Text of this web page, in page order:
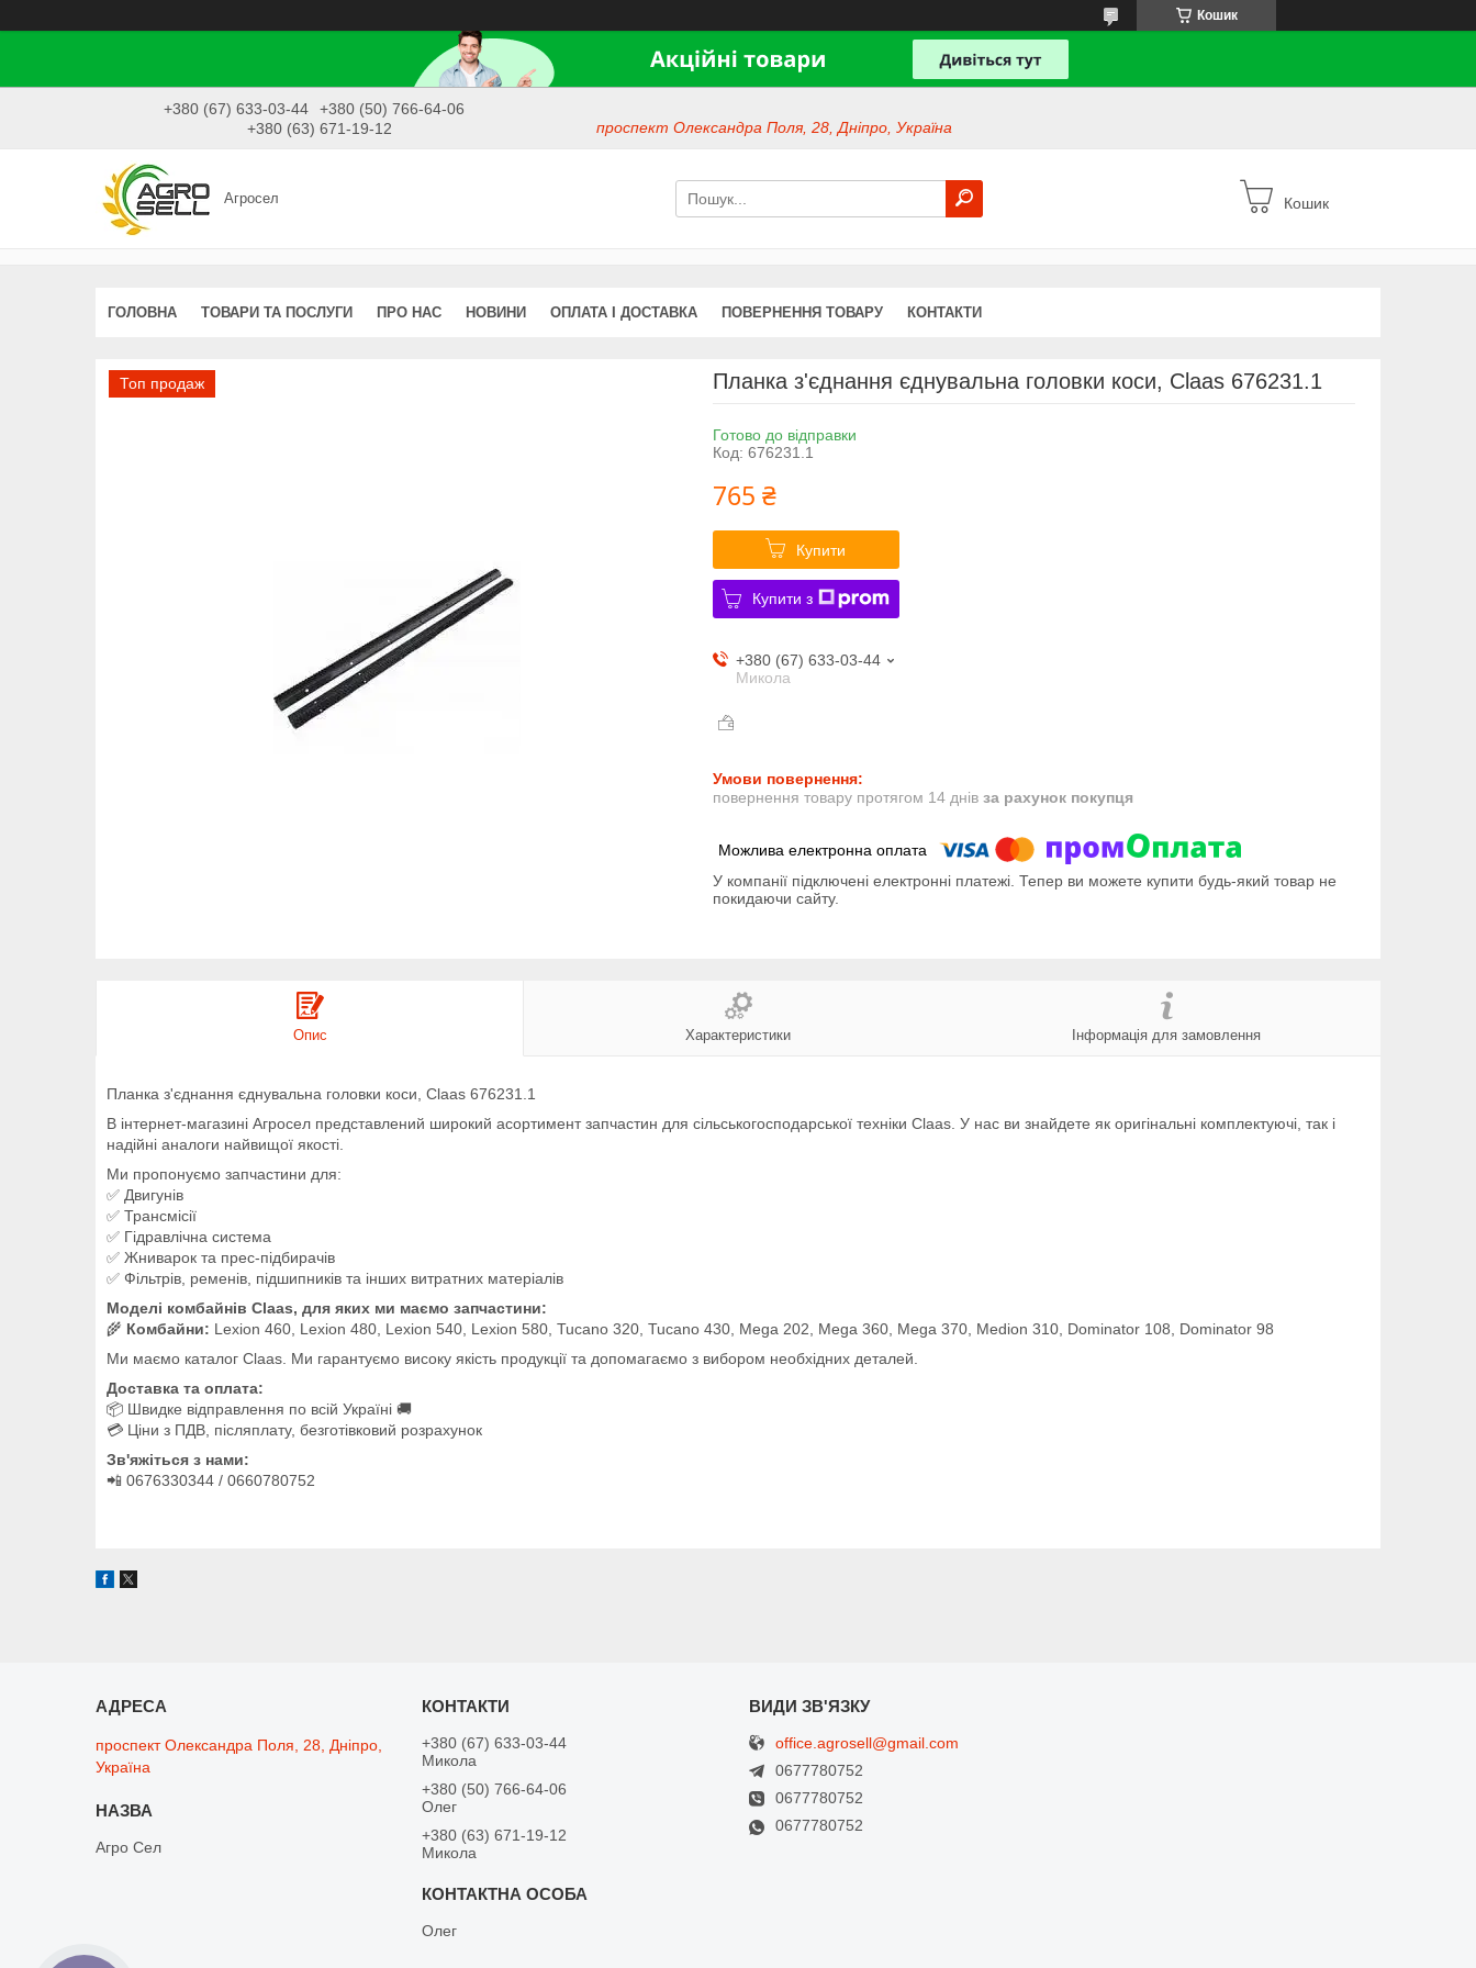
Кошик
+380 (67) 633-03-44
+380 (50) 766-64-06
+380 (63) 671-19-12
проспект Олександра Поля, 28, Дніпро, Україна
Агросел Кошик
ГОЛОВНА ТОВАРИ ТА ПОСЛУГИ ПРО НАС НОВИНИ ОПЛАТА І ДОСТАВКА ПОВЕРНЕННЯ ТОВАРУ КОНТАКТИ
Топ продаж Планка з'єднання єднувальна головки коси, Claas 676231.1
Готово до відправки
Код: 676231.1
765 ₴
Купити
Купити з
+380 (67) 633-03-44
Микола
повернення товару протягом 14 днів за рахунок покупця
У компанії підключені електронні платежі. Тепер ви можете купити будь-який товар не
покидаючи сайту.
Опис Характеристики Інформація для замовлення
Планка з'єднання єднувальна головки коси, Claas 676231.1
В інтернет-магазині Агросел представлений широкий асортимент запчастин для сільськогосподарської техніки Claas. У нас ви знайдете як оригінальні комплектуючі, так і
надійні аналоги найвищої якості.
Ми пропонуємо запчастини для:
✅ Двигунів
✅ Трансмісії
✅ Гідравлічна система
✅ Жниварок та прес-підбирачів
✅ Фільтрів, ременів, підшипників та інших витратних матеріалів
Моделі комбайнів Claas, для яких ми маємо запчастини:
🌾 Комбайни: Lexion 460, Lexion 480, Lexion 540, Lexion 580, Tucano 320, Tucano 430, Mega 202, Mega 360, Mega 370, Medion 310, Dominator 108, Dominator 98
Ми маємо каталог Claas. Ми гарантуємо високу якість продукції та допомагаємо з вибором необхідних деталей.
Доставка та оплата:
📦 Швидке відправлення по всій Україні 🚚
💳 Ціни з ПДВ, післяплату, безготівковий розрахунок
Зв'яжіться з нами:
📲 0676330344 / 0660780752
проспект Олександра Поля, 28, Дніпро,
Україна
Агро Сел
+380 (67) 633-03-44
Микола
+380 (50) 766-64-06
Олег
+380 (63) 671-19-12
Микола
Олег
office.agrosell@gmail.com
0677780752
0677780752
0677780752